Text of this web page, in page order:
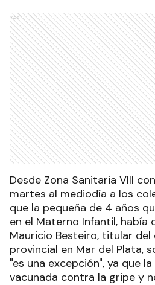
Ads
Desde Zona Sanitaria VIII
martes al mediodía a los
que la pequeña de 4 años
en el Materno Infantil, había
Mauricio Besteiro, titular del
provincial en Mar del Plata,
"es una excepción", ya que
vacunada contra la gripe y